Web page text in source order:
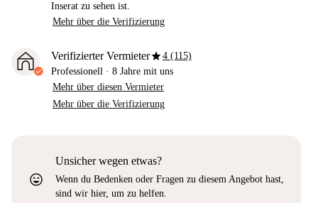
Inserat zu sehen ist.
Mehr über die Verifizierung
Verifizierter Vermieterstar4 (115)
Professionell · 8 Jahre mit uns
Mehr über diesen Vermieter
Mehr über die Verifizierung
sentiment_very_satisfied
Unsicher wegen etwas?
Wenn du Bedenken oder Fragen zu diesem Angebot hast,
sind wir hier, um zu helfen.